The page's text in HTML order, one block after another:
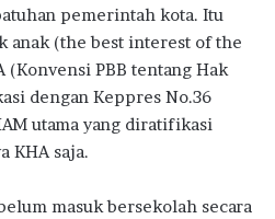
pemerintah kota. Itu
anak (the best interest of the
PBB tentang Hak
dengan Keppres No.36
utama yang diratifikasi
KHA saja.
masuk bersekolah secara